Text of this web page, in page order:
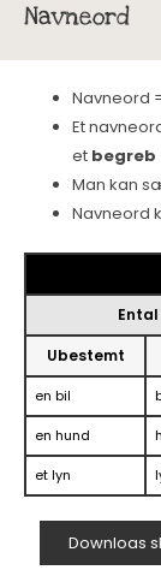
Navneord
Navneord
Et
et begreb
Man kan
Navneord
Ental
Ubestemt
en bil
en hund
et lyn
Downloas